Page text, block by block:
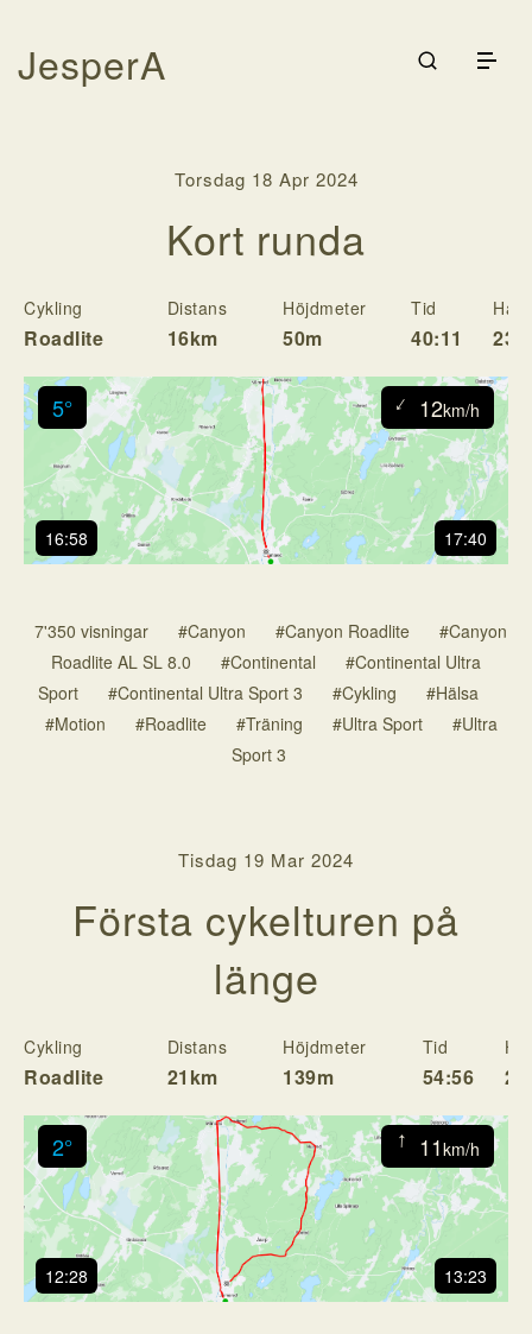
JesperA
Torsdag 18 Apr 2024
Kort runda
Cykling
Roadlite
Distans
16km
Höjdmeter
50m
Tid
40:11
5° 12km/h
↓
16:58 17:40
7'350 visningar #Canyon #Canyon Roadlite
#Canyon
Roadlite AL SL 8.0
#Continental
#Continental Ultra
Sport
#Continental Ultra Sport 3 #Cykling
#Hälsa
#Motion
#Roadlite #Träning #Ultra Sport
#Ultra
Sport 3
Tisdag 19 Mar 2024
Första cykelturen på
länge
Cykling
Roadlite
Distans
21km
Höjdmeter
139m
Tid
54:56
2° 11km/h
↓
12:28 13:23